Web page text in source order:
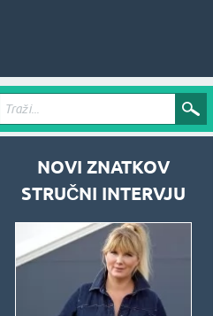
NOVI ZNATKOV
STRUČNI INTERVJU